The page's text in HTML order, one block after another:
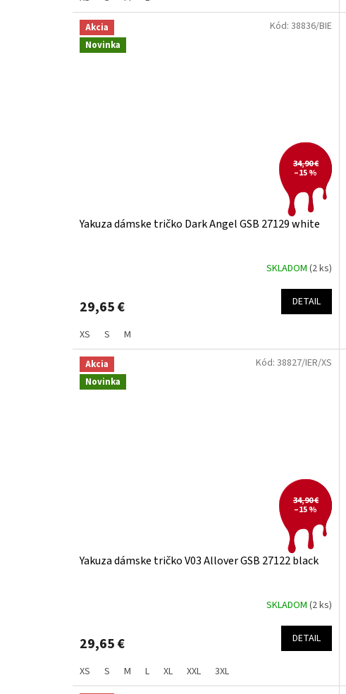
Akcia
Novinka
34,90 €
–15 %
Yakuza dámske tričko Dark Angel GSB 27129 white
SKLADOM(2 ks)
29,65 € DETAIL
XS S M
Kód:38836/BIE
Akcia
Novinka
34,90 €
–15 %
Yakuza dámske tričko V03 Allover GSB 27122 black
SKLADOM(2 ks)
29,65 € DETAIL
XS S M L XL XXL 3XL
Kód:38827/IER/XS